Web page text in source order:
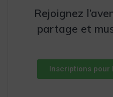
Rejoignez
partage et
Inscriptions pour